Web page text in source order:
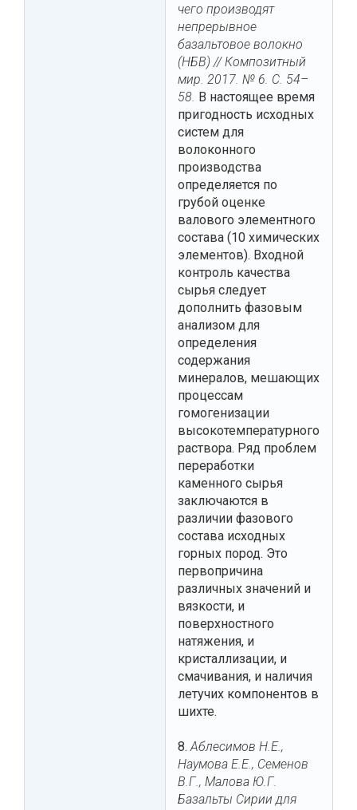
чего производят
непрерывное
базальтовое волокно
(НБВ) // Композитный
мир. 2017. № 6. С. 54–
58. В настоящее время
пригодность исходных
систем для
волоконного
производства
определяется по
грубой оценке
валового элементного
состава (10 химических
элементов). Входной
контроль качества
сырья следует
дополнить фазовым
анализом для
определения
содержания
минералов, мешающих
процессам
гомогенизации
высокотемпературного
раствора. Ряд проблем
переработки
каменного сырья
заключаются в
различии фазового
состава исходных
горных пород. Это
первопричина
различных значений и
вязкости, и
поверхностного
натяжения, и
кристаллизации, и
смачивания, и наличия
летучих компонентов в
шихте.
8. Аблесимов Н.Е.,
Наумова Е.Е., Семенов
В.Г., Малова Ю.Г.
Базальты Сирии для